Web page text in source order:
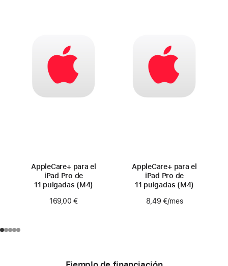
AppleCare+ para el
iPad Pro de
11 pulgadas (M4)
169,00 €
AppleCare+ para el
iPad Pro de
11 pulgadas (M4)
8,49 €/mes